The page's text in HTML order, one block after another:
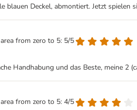
blauen Deckel, abmontiert. Jetzt
from zero to 5: 5/5
Handhabung und das Beste, meine 2
from zero to 5: 4/5